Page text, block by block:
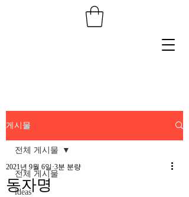
게시물
전체 게시물
ideas
전체 게시물
동자명
2021년 9월 6일 3분 분량